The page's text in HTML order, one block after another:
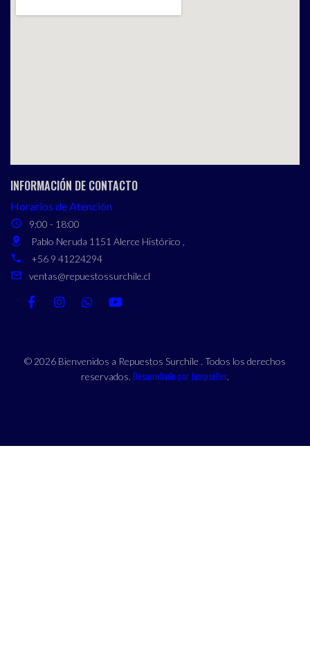
INFORMACIÓN DE CONTACTO
Horarios de Atención
9:00 - 18:00
Pablo Neruda 1151 Alerce Histórico ,
+56 9 41224294
ventas@repuestossurchile.cl
© 2026 Bienvenidos a Repuestos Surchile . Todos los derechos
reservados. Desarrollado por Jumpseller.